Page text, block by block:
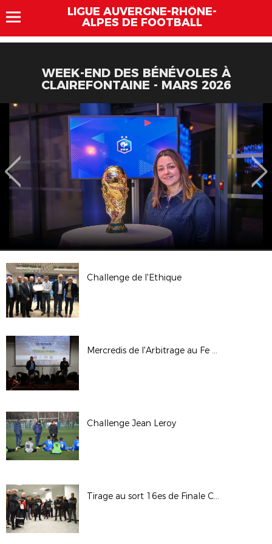
LIGUE AUVERGNE-RHÔNE-
ALPES DE FOOTBALL
WEEK-END DES BÉNÉVOLES À
CLAIREFONTAINE - MARS 2026
Challenge de l'Ethique
Mercredis de l'Arbitrage au Fe - 31/01/18
Challenge Jean Leroy
Tirage au sort 16es de Finale Coupe LAuRAFoot